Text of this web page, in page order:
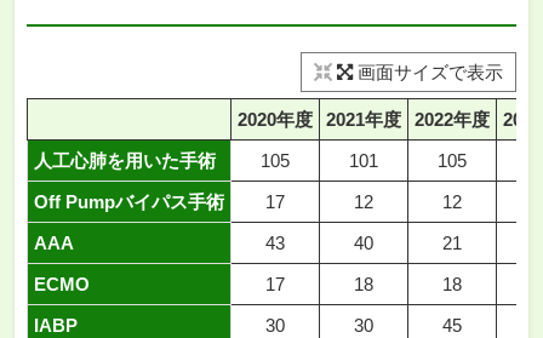
画面サイズで表示
2020年度 2021年度 2022年度
人工心肺を用いた手術
105 101 105
Off Pumpバイパス手術
17 12 12
AAA
43 40 21
ECMO
17 18 18
IABP
30 30 45